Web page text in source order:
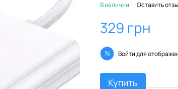
В наличии Оставить
329 грн
% Войтидля
Купить